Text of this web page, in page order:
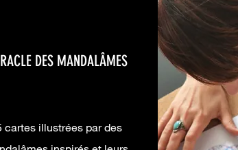
DES MANDALÂMES
cartes illustrées par des